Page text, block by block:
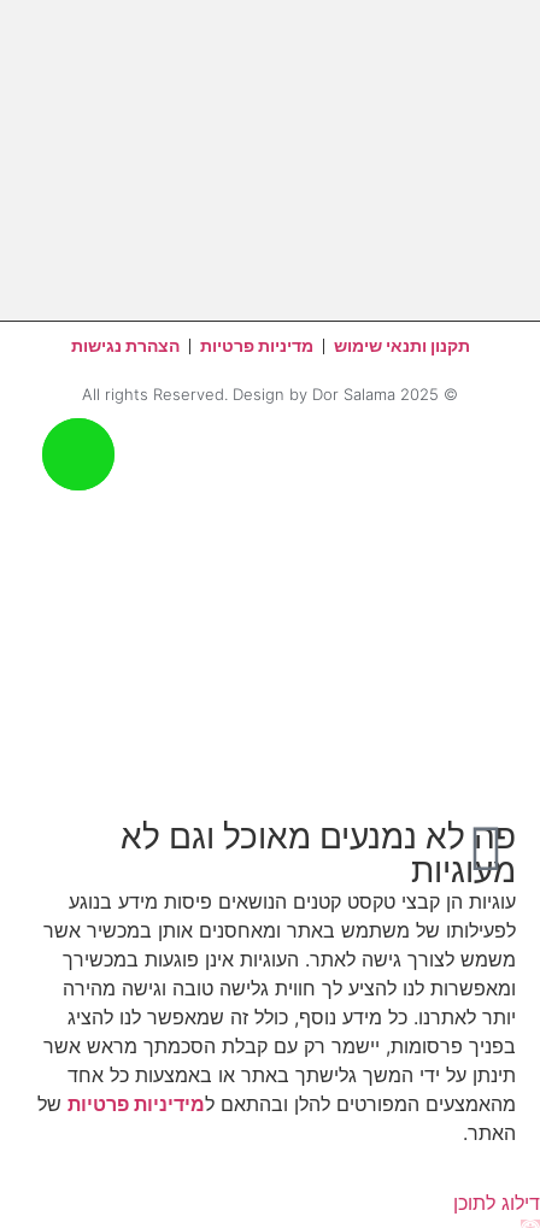
תקנון ותנאי שימוש מדיניות פרטיות הצהרת נגישות
© 2025 All rights Reserved. Design by Dor Salama
פה לא נמנעים מאוכל וגם לא
מעוגיות
עוגיות הן קבצי טקסט קטנים הנושאים פיסות מידע בנוגע
לפעילותו של משתמש באתר ומאחסנים אותן במכשיר אשר
משמש לצורך גישה לאתר. העוגיות אינן פוגעות במכשירך
ומאפשרות לנו להציע לך חווית גלישה טובה וגישה מהירה
יותר לאתרנו. כל מידע נוסף, כולל זה שמאפשר לנו להציג
בפניך פרסומות, יישמר רק עם קבלת הסכמתך מראש אשר
תינתן על ידי המשך גלישתך באתר או באמצעות כל אחד
מהאמצעים המפורטים להלן ובהתאם למידיניות פרטיות של
האתר.
דילוג לתוכן